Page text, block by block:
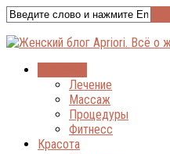
Лечение
Массаж
Процедуры
Фитнесс
Красота